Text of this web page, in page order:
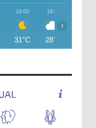
18:00
31°C
19:00
28°C
›